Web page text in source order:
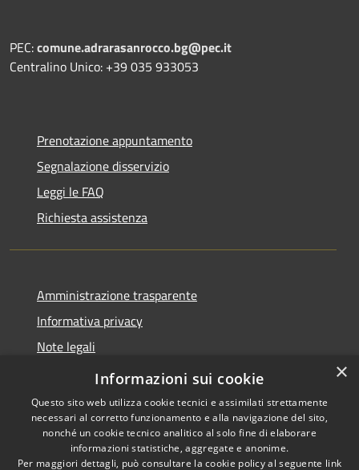
PEC:comune.adrarasanrocco.bg@pec.it
Centralino Unico: +39 035 933053
Prenotazione appuntamento
Segnalazione disservizio
Leggi le FAQ
Richiesta assistenza
Amministrazione trasparente
Informativa privacy
Note legali
Dichiarazione di accessibilità
Copyright © 2026 • Comune di
×
Informazioni sui cookie
Questo sito web utilizza cookie tecnici e assimilati strettamente
necessari al corretto funzionamento e alla navigazione del sito,
nonché un cookie tecnico analitico al solo fine di elaborare
informazioni statistiche, aggregate e anonime.
Per maggiori dettagli, può consultare la cookie policy al seguente link